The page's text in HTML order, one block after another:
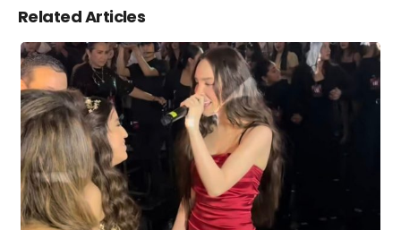
Related Articles